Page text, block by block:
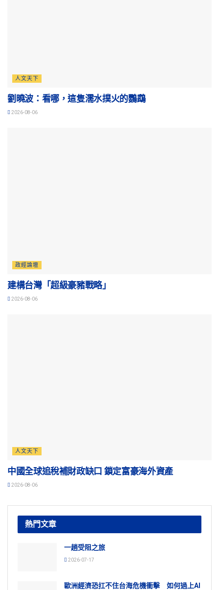
人文天下
劉曉波：看哪，這隻濡水撲火的鸚鵡
2026-08-06
政經論壇
建構台灣「超級豪豬戰略」
2026-08-06
人文天下
中國全球追稅補財政缺口 鎖定富豪海外資產
2026-08-06
熱門文章
一趟受阻之旅
2026-07-17
歐洲經濟恐扛不住台海危機衝擊 如何過上AI